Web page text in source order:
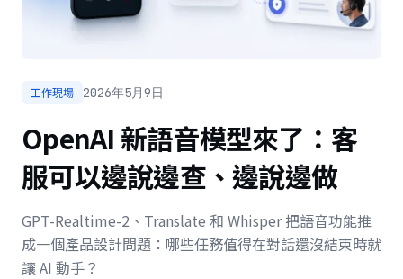
工作現場 2026年5月9日
OpenAI 新語音模型來了：客
服可以邊說邊查、邊說邊做
GPT-Realtime-2、Translate 和 Whisper 把語音功能推
成一個產品設計問題：哪些任務值得在對話還沒結束時就
讓 AI 動手？